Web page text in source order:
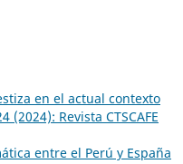
en el actual contexto
Revista CTSCAFE
entre el Perú y España